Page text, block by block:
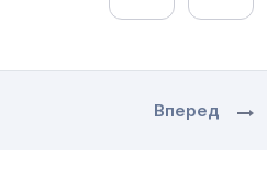
Вперед